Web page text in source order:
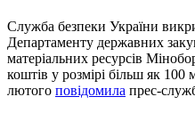
Служба безпеки України
Департаменту державних
матеріальних ресурсів
коштів у розмірі більш як 100
лютого повідомила прес-